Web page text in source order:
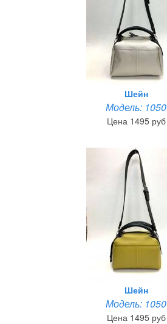
Шейн
Модель: 1050
Цена 1495 руб
Шейн
Модель: 1050
Цена 1495 руб